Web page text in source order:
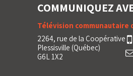
COMMUNIQUEZ
Télévision communautaire
2264, rue de la Coopérative
Plessisville (Québec)
G6L 1X2